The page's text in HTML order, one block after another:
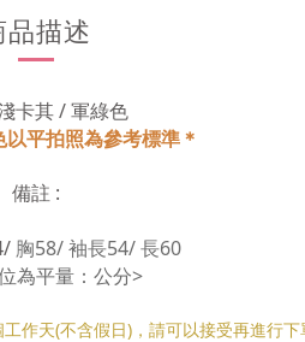
品描述
卡其 / 軍綠色
以平拍照為參考標準＊
備註 :
胸58/ 袖長54/ 長60
為平量：公分>
工作天(不含假日)，請可以接受再進行